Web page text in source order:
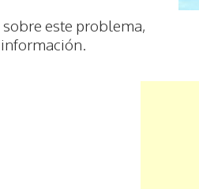
este problema,